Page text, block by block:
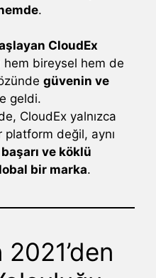
.
CloudEx
hem bireysel hem de
güvenin ve
geldi.
CloudEx yalnızca
platform değil, aynı
ve köklü
bir marka.
2021’den